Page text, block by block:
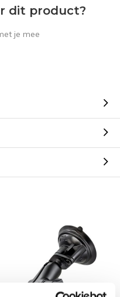
dit product?
je mee